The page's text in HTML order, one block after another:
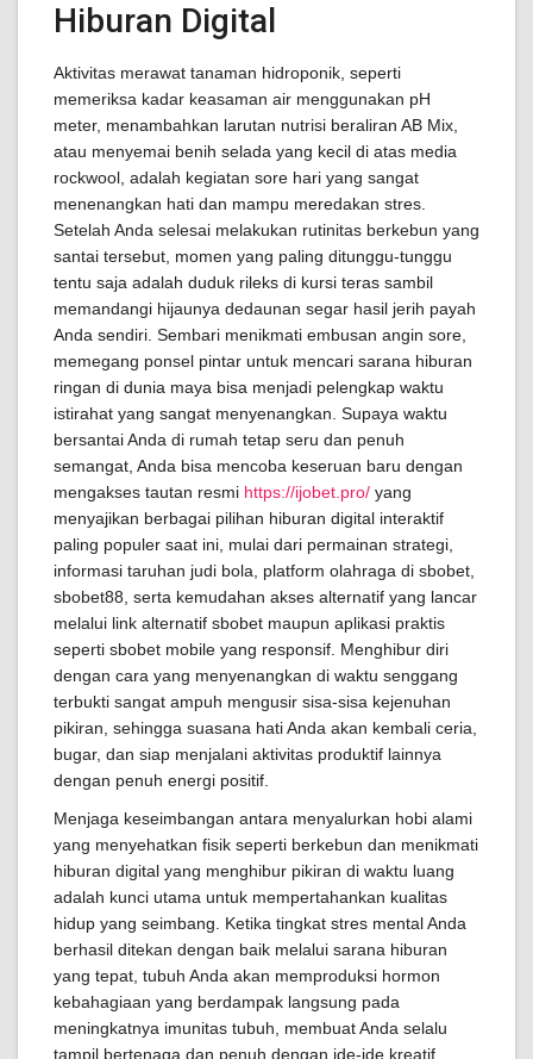
Hiburan Digital
Aktivitas merawat tanaman hidroponik, seperti
memeriksa kadar keasaman air menggunakan pH
meter, menambahkan larutan nutrisi beraliran AB Mix,
atau menyemai benih selada yang kecil di atas media
rockwool, adalah kegiatan sore hari yang sangat
menenangkan hati dan mampu meredakan stres.
Setelah Anda selesai melakukan rutinitas berkebun yang
santai tersebut, momen yang paling ditunggu-tunggu
tentu saja adalah duduk rileks di kursi teras sambil
memandangi hijaunya dedaunan segar hasil jerih payah
Anda sendiri. Sembari menikmati embusan angin sore,
memegang ponsel pintar untuk mencari sarana hiburan
ringan di dunia maya bisa menjadi pelengkap waktu
istirahat yang sangat menyenangkan. Supaya waktu
bersantai Anda di rumah tetap seru dan penuh
semangat, Anda bisa mencoba keseruan baru dengan
mengakses tautan resmi https://ijobet.pro/ yang
menyajikan berbagai pilihan hiburan digital interaktif
paling populer saat ini, mulai dari permainan strategi,
informasi taruhan judi bola, platform olahraga di sbobet,
sbobet88, serta kemudahan akses alternatif yang lancar
melalui link alternatif sbobet maupun aplikasi praktis
seperti sbobet mobile yang responsif. Menghibur diri
dengan cara yang menyenangkan di waktu senggang
terbukti sangat ampuh mengusir sisa-sisa kejenuhan
pikiran, sehingga suasana hati Anda akan kembali ceria,
bugar, dan siap menjalani aktivitas produktif lainnya
dengan penuh energi positif.
Menjaga keseimbangan antara menyalurkan hobi alami
yang menyehatkan fisik seperti berkebun dan menikmati
hiburan digital yang menghibur pikiran di waktu luang
adalah kunci utama untuk mempertahankan kualitas
hidup yang seimbang. Ketika tingkat stres mental Anda
berhasil ditekan dengan baik melalui sarana hiburan
yang tepat, tubuh Anda akan memproduksi hormon
kebahagiaan yang berdampak langsung pada
meningkatnya imunitas tubuh, membuat Anda selalu
tampil bertenaga dan penuh dengan ide-ide kreatif